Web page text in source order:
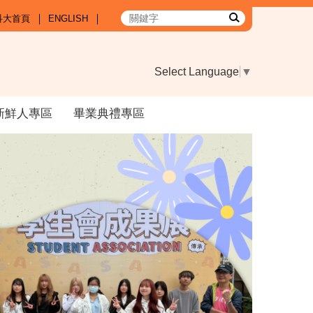
大首頁 ENGLISH
Select Language ▼
鮮人專區 畢業典禮專區